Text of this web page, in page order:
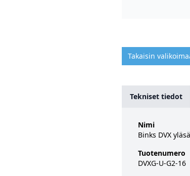
Takaisin
Tekniset tiedot
Nimi
Binks DVX
Tuotenumero
DVXG-U-G2-16